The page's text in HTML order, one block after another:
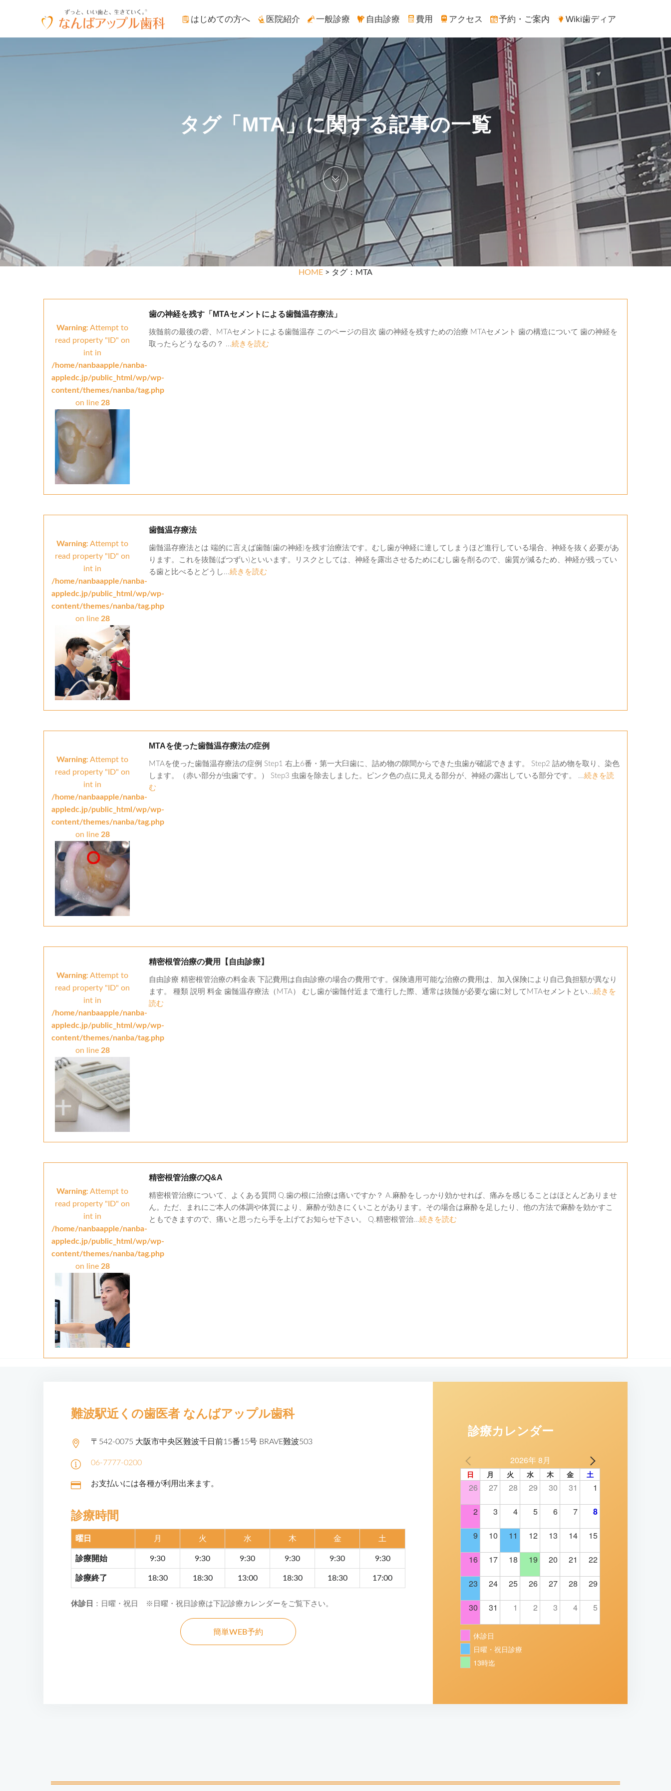
はじめての方へ 医院紹介 一般診療 自由診療 費用 アクセス 予約・ご案内 Wiki歯ディア
タグ「MTA」に関する記事の一覧
HOME > タグ：MTA
歯の神経を残す「MTAセメントによる歯髄温存療法」
抜髄前の最後の砦、MTAセメントによる歯髄温存 このページの目次 歯の神経を残すための治療 MTAセメント 歯の構造について 歯の神経を
取ったらどうなるの？ ...続きを読む
Warning: Attempt to
read property "ID" on
int in
/home/nanbaapple/nanba-
appledc.jp/public_html/wp/wp-
content/themes/nanba/tag.php
on line 28
歯髄温存療法
歯髄温存療法とは 端的に言えば歯髄(歯の神経)を残す治療法です。むし歯が神経に達してしまうほど進行している場合、神経を抜く必要があ
ります。これを抜髄(ばつずい)といいます。リスクとしては、神経を露出させるためにむし歯を削るので、歯質が減るため、神経が残ってい
る歯と比べるとどうし...続きを読む
Warning: Attempt to
read property "ID" on
int in
/home/nanbaapple/nanba-
appledc.jp/public_html/wp/wp-
content/themes/nanba/tag.php
on line 28
MTAを使った歯髄温存療法の症例
MTAを使った歯髄温存療法の症例 Step1 右上6番・第一大臼歯に、詰め物の隙間からできた虫歯が確認できます。 Step2 詰め物を取り、染色
します。（赤い部分が虫歯です。） Step3 虫歯を除去しました。ピンク色の点に見える部分が、神経の露出している部分です。 ...続きを読
む
Warning: Attempt to
read property "ID" on
int in
/home/nanbaapple/nanba-
appledc.jp/public_html/wp/wp-
content/themes/nanba/tag.php
on line 28
精密根管治療の費用【自由診療】
自由診療 精密根管治療の料金表 下記費用は自由診療の場合の費用です。保険適用可能な治療の費用は、加入保険により自己負担額が異なり
ます。 種類 説明 料金 歯髄温存療法（MTA） むし歯が歯髄付近まで進行した際、通常は抜髄が必要な歯に対してMTAセメントとい...続きを
読む
Warning: Attempt to
read property "ID" on
int in
/home/nanbaapple/nanba-
appledc.jp/public_html/wp/wp-
content/themes/nanba/tag.php
on line 28
精密根管治療のQ&A
精密根管治療について、よくある質問 Q.歯の根に治療は痛いですか？ A.麻酔をしっかり効かせれば、痛みを感じることはほとんどありませ
ん。ただ、まれにご本人の体調や体質により、麻酔が効きにくいことがあります。その場合は麻酔を足したり、他の方法で麻酔を効かすこ
ともできますので、痛いと思ったら手を上げてお知らせ下さい。 Q.精密根管治...続きを読む
Warning: Attempt to
read property "ID" on
int in
/home/nanbaapple/nanba-
appledc.jp/public_html/wp/wp-
content/themes/nanba/tag.php
on line 28
難波駅近くの歯医者 なんばアップル歯科
〒542-0075 大阪市中央区難波千日前15番15号 BRAVE難波503
06-7777-0200
お支払いには各種が利用出来ます。
診療時間
曜日 月 火 水 木 金 土
診療開始 9:30 9:30 9:30 9:30 9:30 9:30
診療終了 18:30 18:30 13:00 18:30 18:30 17:00
休診日 ：日曜・祝日 ※日曜・祝日診療は下記診療カレンダーをご覧下さい。
簡単WEB予約
診療カレンダー
2026年 8月
日 月 火 水 木 金 土
26 27 28 29 30 31 1
2 3 4 5 6 7 8
9 10 11 12 13 14 15
16 17 18 19 20 21 22
23 24 25 26 27 28 29
30 31 1 2 3 4 5
休診日
日曜・祝日診療
13時迄